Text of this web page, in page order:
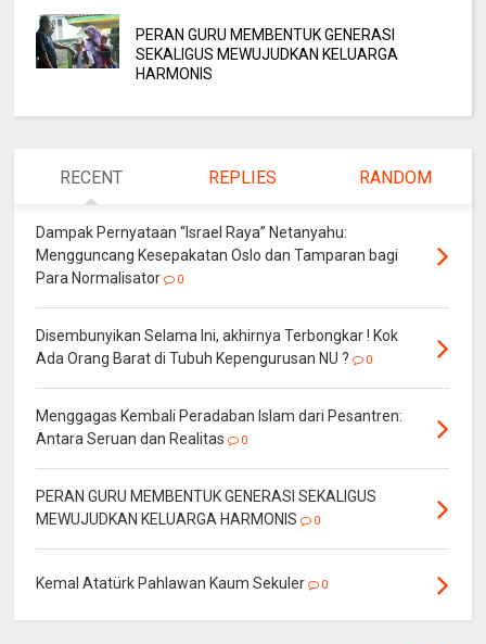
PERAN GURU MEMBENTUK GENERASI
SEKALIGUS MEWUJUDKAN KELUARGA
HARMONIS
RECENT REPLIES RANDOM
Dampak Pernyataan “Israel Raya” Netanyahu:
Mengguncang Kesepakatan Oslo dan Tamparan bagi
Para Normalisator
0
Disembunyikan Selama Ini, akhirnya Terbongkar ! Kok
Ada Orang Barat di Tubuh Kepengurusan NU ?
0
Menggagas Kembali Peradaban Islam dari Pesantren:
Antara Seruan dan Realitas
0
PERAN GURU MEMBENTUK GENERASI SEKALIGUS
MEWUJUDKAN KELUARGA HARMONIS
0
Kemal Atatürk Pahlawan Kaum Sekuler 0